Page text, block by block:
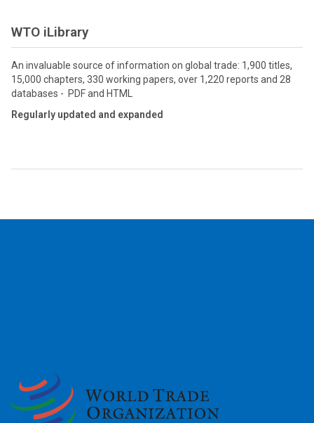
WTO iLibrary
An invaluable source of information on global trade: 1,900 titles,
15,000 chapters, 330 working papers, over 1,220 reports and 28
databases - PDF and HTML
Regularly updated and expanded